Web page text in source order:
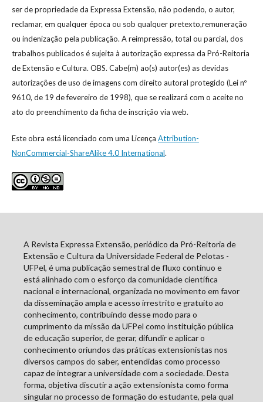
ser de propriedade da Expressa Extensão, não podendo, o autor,
reclamar, em qualquer época ou sob qualquer pretexto,remuneração
ou indenização pela publicação. A reimpressão, total ou parcial, dos
trabalhos publicados é sujeita à autorização expressa da Pró-Reitoria
de Extensão e Cultura. OBS. Cabe(m) ao(s) autor(es) as devidas
autorizações de uso de imagens com direito autoral protegido (Lei nº
9610, de 19 de fevereiro de 1998), que se realizará com o aceite no
ato do preenchimento da ficha de inscrição via web.
Este obra está licenciado com uma Licença Attribution-
NonCommercial-ShareAlike 4.0 International.
A Revista Expressa Extensão, periódico da Pró-Reitoria de
Extensão e Cultura da Universidade Federal de Pelotas -
UFPel, é uma publicação semestral de fluxo contínuo e
está alinhado com o esforço da comunidade científica
nacional e internacional, organizada no movimento em favor
da disseminação ampla e acesso irrestrito e gratuito ao
conhecimento, contribuindo desse modo para o
cumprimento da missão da UFPel como instituição pública
de educação superior, de gerar, difundir e aplicar o
conhecimento oriundos das práticas extensionistas nos
diversos campos do saber, entendidas como processo
capaz de integrar a universidade com a sociedade. Desta
forma, objetiva discutir a ação extensionista como forma
singular no processo de formação do estudante, pela qual